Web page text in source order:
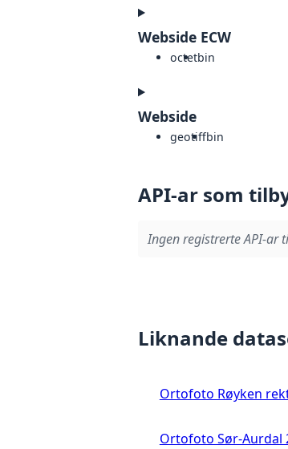
Webside ECW
octetbin
Webside
geotiffbin
API-ar som
Ingen registrerte API-ar
Liknande
Ortofoto Røyken
Ortofoto Sør-Aurdal